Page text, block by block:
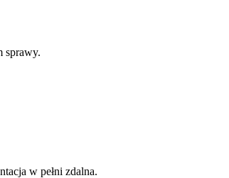
sprawy.
w pełni zdalna.